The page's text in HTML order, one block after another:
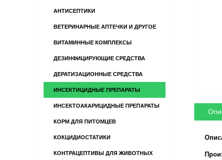
АНТИСЕПТИКИ
ВЕТЕРИНАРНЫЕ АПТЕЧКИ И ДРУГОЕ
ВИТАМИННЫЕ КОМПЛЕКСЫ
ДЕЗИНФИЦИРУЮЩИЕ СРЕДСТВА
ДЕРАТИЗАЦИОННЫЕ СРЕДСТВА
ИНСЕКТИЦИДНЫЕ ПРЕПАРАТЫ
ИНСЕКТОАКАРИЦИДНЫЕ ПРЕПАРАТЫ
КОРМ ДЛЯ ПИТОМЦЕВ
КОКЦИДИОСТАТИКИ
КОНТРАЦЕПТИВЫ ДЛЯ ЖИВОТНЫХ